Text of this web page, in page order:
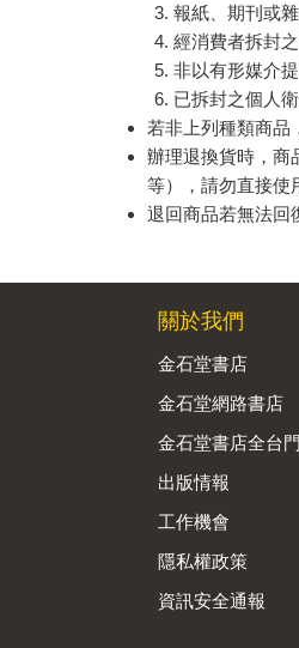
報紙、期刊或
經消費者拆封
非以有形媒介
已拆封之個人
若非上列種類商品
辦理退換貨時，商
等），請勿直接使
退回商品若無法回
關於我們
金石堂書店
金石堂網路書店
金石堂書店全台
出版情報
工作機會
隱私權政策
資訊安全通報